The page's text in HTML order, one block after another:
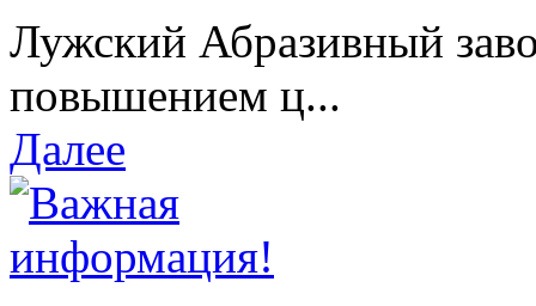
Лужский Абразивный
повышением ц...
Далее